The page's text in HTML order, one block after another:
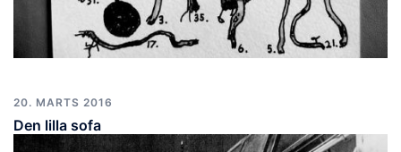
20. MARTS 2016
Den lilla sofa